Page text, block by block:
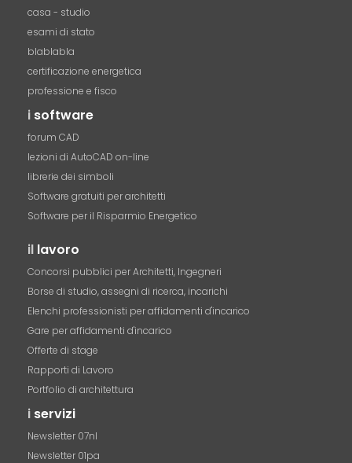
casa - studio
esami di stato
blablabla
certificazione energetica
professione e fisco
i software
forum CAD
lezioni di AutoCAD on-line
librerie dei simboli
Software gratuiti per architetti
Software per il Risparmio Energetico
il lavoro
Concorsi pubblici per Architetti, Ingegneri
Borse di studio, assegni di ricerca, incarichi
Elenchi professionisti per affidamenti d'incarico
Gare per affidamenti d'incarico
Offerte di stage
Rapporti di Lavoro
Portfolio di architettura
i servizi
Newsletter 07nl
Newsletter 01pa